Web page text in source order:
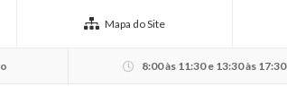
Mapa do Site
8:00 às 11:30 e 13:30 às 17:30